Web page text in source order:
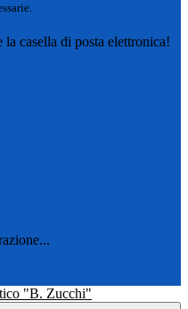
casella di posta elettronica!